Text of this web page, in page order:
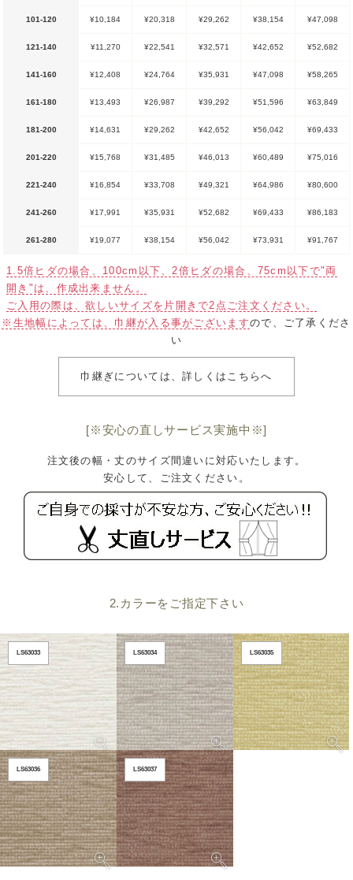
101-120 ¥10,184 ¥20,318 ¥29,262 ¥38,154 ¥47,098
121-140 ¥11,270 ¥22,541 ¥32,571 ¥42,652 ¥52,682
141-160 ¥12,408 ¥24,764 ¥35,931 ¥47,098 ¥58,265
161-180 ¥13,493 ¥26,987 ¥39,292 ¥51,596 ¥63,849
181-200 ¥14,631 ¥29,262 ¥42,652 ¥56,042 ¥69,433
201-220 ¥15,768 ¥31,485 ¥46,013 ¥60,489 ¥75,016
221-240 ¥16,854 ¥33,708 ¥49,321 ¥64,986 ¥80,600
241-260 ¥17,991 ¥35,931 ¥52,682 ¥69,433 ¥86,183
261-280 ¥19,077 ¥38,154 ¥56,042 ¥73,931 ¥91,767
1.5倍ヒダの場合、100cm以下、2倍ヒダの場合、75cm以下で"両
開き"は、作成出来ません。
ご入用の際は、欲しいサイズを片開きで2点ご注文ください。
※生地幅によっては、巾継が入る事がございますので、ご了承くださ
い
巾継ぎについては、詳しくはこちらへ
[※安心の直しサービス実施中※]
注文後の幅・丈のサイズ間違いに対応いたします。
安心して、ご注文ください。
2.カラーをご指定下さい
LS63033 LS63034 LS63035
LS63036 LS63037